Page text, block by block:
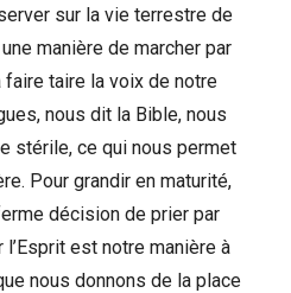
sur la vie terrestre de
manière de marcher par
faire taire la voix de notre
nous dit la Bible, nous
stérile, ce qui nous permet
Pour grandir en maturité,
décision de prier par
l’Esprit est notre manière à
nous donnons de la place